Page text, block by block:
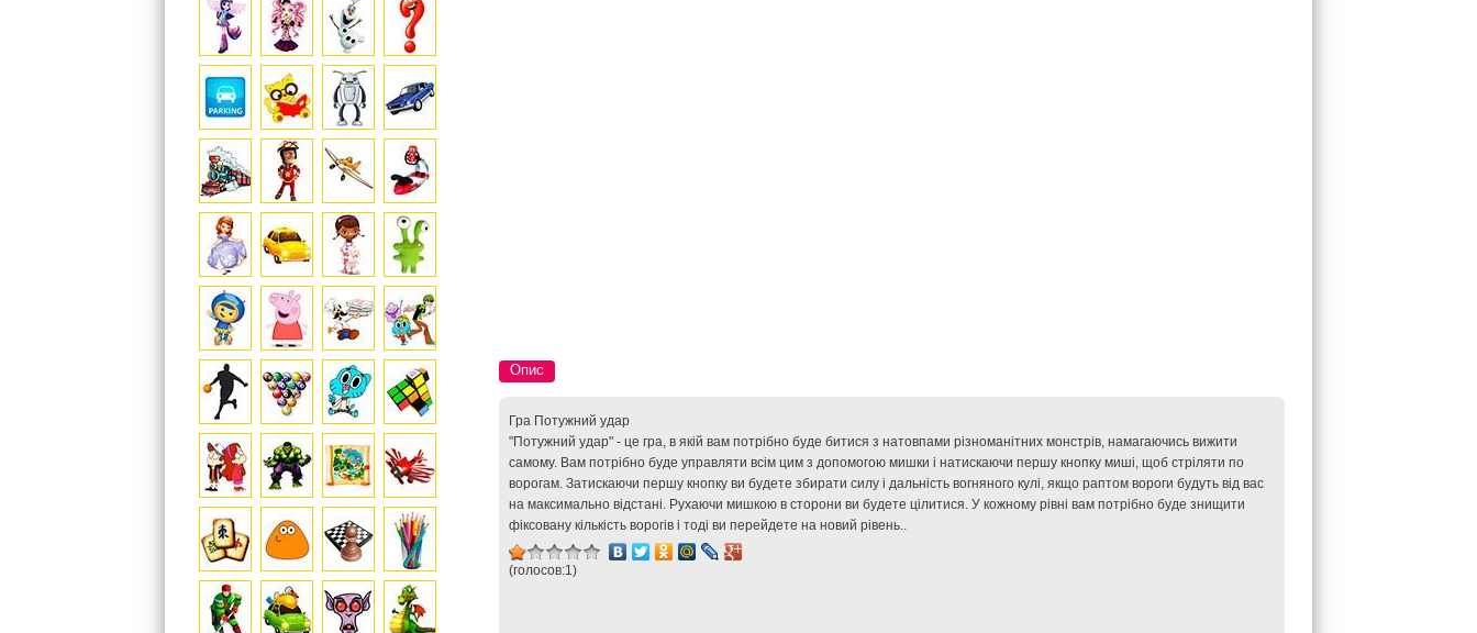
Опис
Гра Потужний удар
"Потужний удар" - це гра, в якій вам потрібно буде битися з натовпами різноманітних монстрів, намагаючись вижити
самому. Вам потрібно буде управляти всім цим з допомогою мишки і натискаючи першу кнопку миші, щоб стріляти по
ворогам. Затискаючи першу кнопку ви будете збирати силу і дальність вогняного кулі, якщо раптом вороги будуть від вас
на максимально відстані. Рухаючи мишкою в сторони ви будете цілитися. У кожному рівні вам потрібно буде знищити
фіксовану кількість ворогів і тоді ви перейдете на новий рівень..
(голосов:1)